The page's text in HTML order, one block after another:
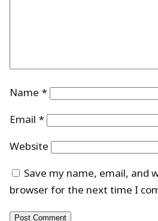
Name *
Email *
Website
Save my name, email, and
browser for the next time I